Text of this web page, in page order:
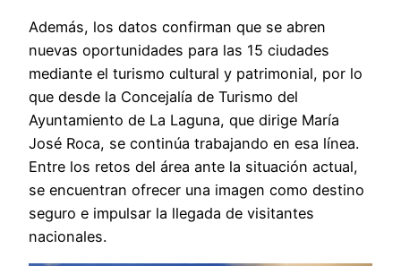
Además, los datos confirman que se abren
nuevas oportunidades para las 15 ciudades
mediante el turismo cultural y patrimonial, por lo
que desde la Concejalía de Turismo del
Ayuntamiento de La Laguna, que dirige María
José Roca, se continúa trabajando en esa línea.
Entre los retos del área ante la situación actual,
se encuentran ofrecer una imagen como destino
seguro e impulsar la llegada de visitantes
nacionales.